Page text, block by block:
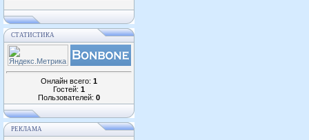
СТАТИСТИКА
Онлайн всего: 1
Гостей: 1
Пользователей: 0
РЕКЛАМА